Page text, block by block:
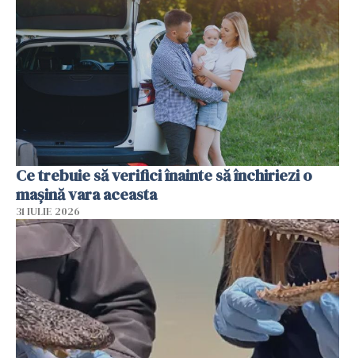
Ce trebuie să verifici înainte să închiriezi o
mașină vara aceasta
31 IULIE 2026